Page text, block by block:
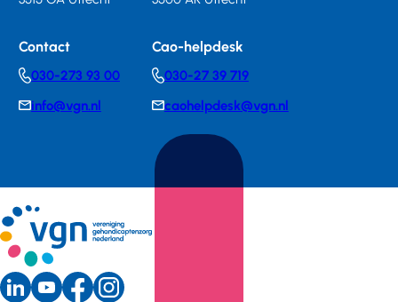
Contact
Telephonenumber
030-273 93 00
E-info@vgn.nl
Cao-helpdesk
Telephonenumber
030-27 39 719
E-
mail
caohelpdesk@vgn.nl
LinkedInYoutube Instagram